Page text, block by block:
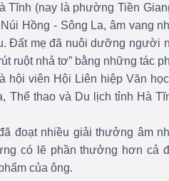
Tĩnh (nay là phường Tiền
Hồng - Sông La, âm vang
Đất mẹ đã nuôi dưỡng người
ruột nhả tơ” bằng những tác
hội viên Hội Liên hiệp Văn
Thể thao và Du lịch tỉnh Hà
đoạt nhiều giải thưởng âm
có lẽ phần thưởng hơn cả
của ông.